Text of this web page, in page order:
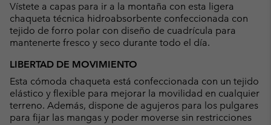
Vístete a capas para ir a la montaña con esta ligera
chaqueta técnica hidroabsorbente confeccionada con
tejido de forro polar con diseño de cuadrícula para
mantenerte fresco y seco durante todo el día.
LIBERTAD DE MOVIMIENTO
Esta cómoda chaqueta está confeccionada con un tejido
elástico y flexible para mejorar la movilidad en cualquier
terreno. Además, dispone de agujeros para los pulgares
para fijar las mangas y poder moverse sin restricciones